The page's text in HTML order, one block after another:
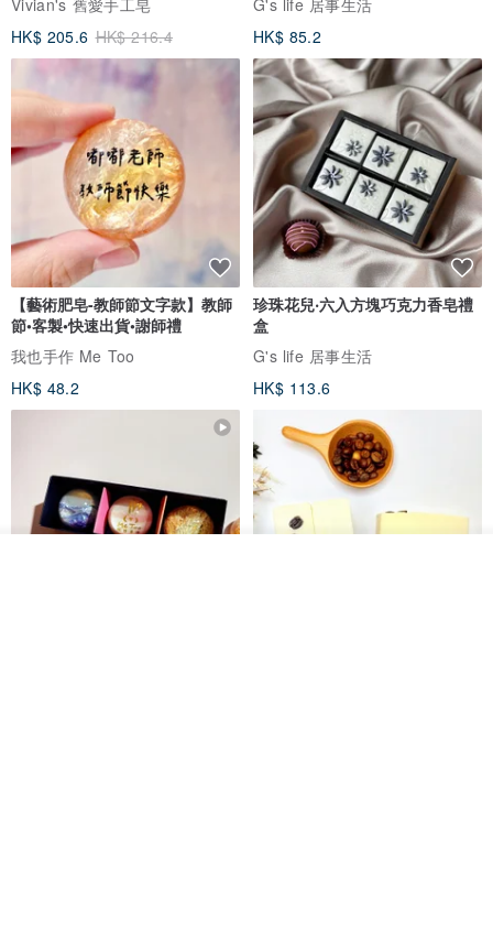
Vivian's 舊愛手工皂
HK$ 205.6 HK$ 216.4
G's life 居事生活
HK$ 85.2
【藝術肥皂-教師節文字款】教師
節•客製•快速出貨•謝師禮
我也手作 Me Too
HK$ 48.2
珍珠花兒‧六入方塊巧克力香皂禮
盒
G's life 居事生活
HK$ 113.6